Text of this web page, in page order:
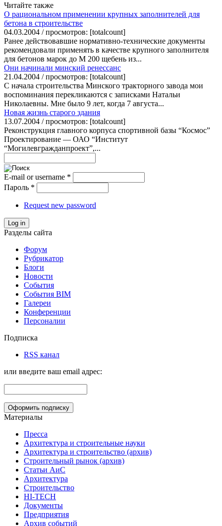
Читайте также
О рациональном применении крупных заполнителей для
бетона в строительстве
04.03.2004 / просмотров: [totalcount]
Ранее действовавшие нормативно-технические документы
рекомендовали применять в качестве крупного заполнителя
для бетонов марок до М 200 щебень из...
Они начинали минский ренессанс
21.04.2004 / просмотров: [totalcount]
С начала строительства Минского тракторного завода мои
воспоминания перекликаются с записками Натальи
Николаевны. Мне было 9 лет, когда 7 августа...
Новая жизнь старого здания
13.07.2004 / просмотров: [totalcount]
Реконструкция главного корпуса спортивной базы “Космос”
Проектирование — ОАО “Институт
“Могилевгражданпроект”,...
E-mail or username *
Пароль *
Request new password
Log in
Разделы сайта
Форум
Рубрикатор
Блоги
Новости
События
События BIM
Галереи
Конференции
Персоналии
Подписка
RSS канал
или введите ваш email адрес:
Материалы
Пресса
Архитектура и строительные науки
Архитектура и строительство (архив)
Строительный рынок (архив)
Статьи АиС
Архитектура
Строительство
HI-TECH
Документы
Предприятия
Архив событий